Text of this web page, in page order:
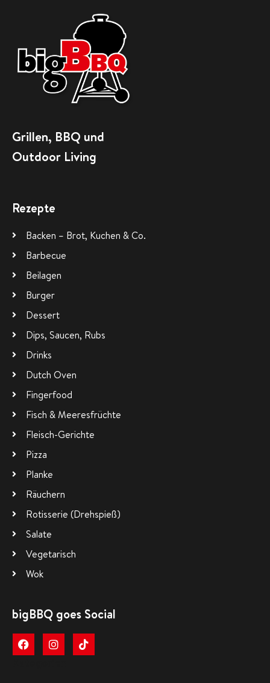
Grillen, BBQ und
Outdoor Living
Rezepte
Backen – Brot, Kuchen & Co.
Barbecue
Beilagen
Burger
Dessert
Dips, Saucen, Rubs
Drinks
Dutch Oven
Fingerfood
Fisch & Meeresfrüchte
Fleisch-Gerichte
Pizza
Planke
Räuchern
Rotisserie (Drehspieß)
Salate
Vegetarisch
Wok
bigBBQ goes Social